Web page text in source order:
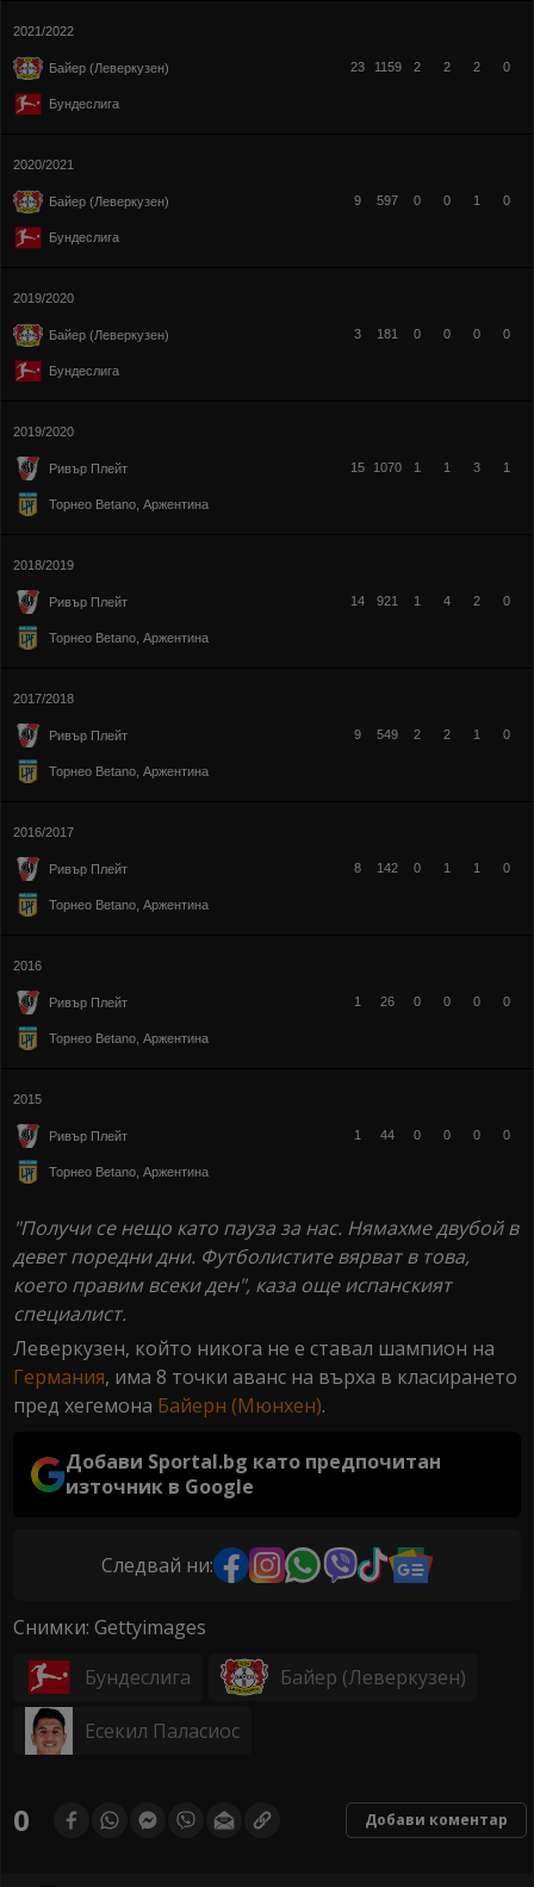
2021/2022
Байер (Леверкузен)
Бундеслига
23 1159 2 2 2 0
2020/2021
Байер (Леверкузен)
Бундеслига
9 597 0 0 1 0
2019/2020
Байер (Леверкузен)
Бундеслига
3 181 0 0 0 0
2019/2020
Ривър Плейт
Торнео Betano, Аржентина
15 1070 1 1 3 1
2018/2019
Ривър Плейт
Торнео Betano, Аржентина
14 921 1 4 2 0
2017/2018
Ривър Плейт
Торнео Betano, Аржентина
9 549 2 2 1 0
2016/2017
Ривър Плейт
Торнео Betano, Аржентина
8 142 0 1 1 0
2016
Ривър Плейт
Торнео Betano, Аржентина
1 26 0 0 0 0
2015
Ривър Плейт
Торнео Betano, Аржентина
1 44 0 0 0 0
"Получи се нещо като пауза за нас. Нямахме двубой в
девет поредни дни. Футболистите вярват в това,
което правим всеки ден", каза още испанският
специалист.
Леверкузен, който никога не е ставал шампион на
Германия, има 8 точки аванс на върха в класирането
пред хегемона Байерн (Мюнхен).
Добави Sportal.bg като предпочитан
източник в Google
Следвай ни:
Снимки: Gettyimages
Бундеслига
Байер (Леверкузен)
Есекил Паласиос
0 Добави коментар